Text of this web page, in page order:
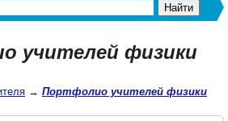
учителей физики
→ Портфолио учителей физики